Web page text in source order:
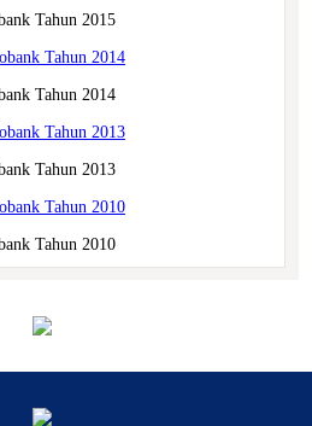
Tahun 2015
Tahun 2014
Tahun 2013
Tahun 2010